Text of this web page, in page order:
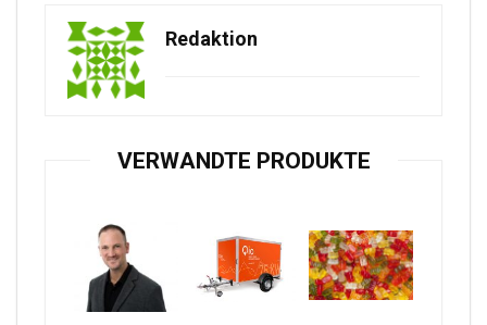
Redaktion
VERWANDTE PRODUKTE